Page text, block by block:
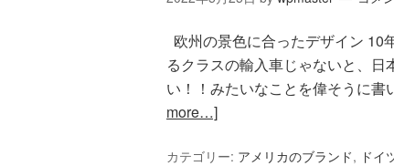
欧州の景色に合ったデザイン 10
るクラスの輸入車じゃないと、
い！！みたいなことを偉そうに
more…]
カテゴリー: アメリカのブランド, ドイ